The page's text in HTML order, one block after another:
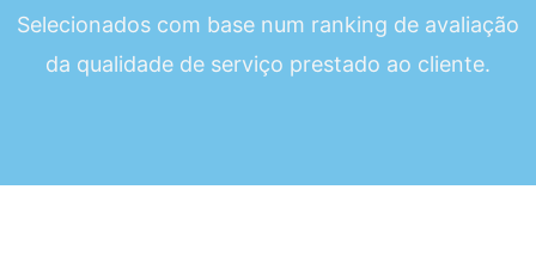
Selecionados com base num ranking de avaliação
da qualidade de serviço prestado ao cliente.